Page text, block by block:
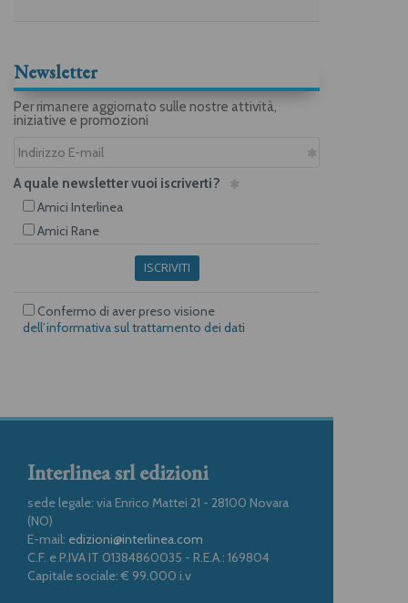
Newsletter
Per rimanere aggiornato sulle nostre attività,
iniziative e promozioni
A quale newsletter vuoi iscriverti?
Amici Interlinea
Amici Rane
ISCRIVITI
Confermo di aver preso visione
dell’informativa sul trattamento dei dati
Interlinea srl edizioni
sede legale: via Enrico Mattei 21 - 28100 Novara
(NO)
E-mail: edizioni@interlinea.com
C.F. e P.IVA IT 01384860035 - R.E.A.: 169804
Capitale sociale: € 99.000 i.v